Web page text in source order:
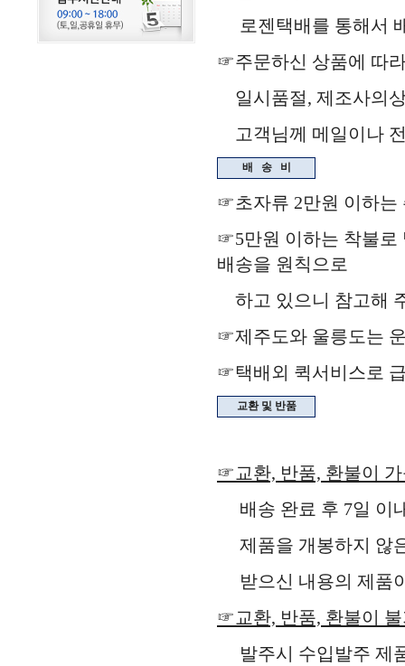
로젠택배를 통해서
☞주문하신 상품에 따
일시품절, 제조사의
고객님께 메일이나
배 송 비
☞초자류 2만원 이하는
☞5만원 이하는 착불로
배송을 원칙으로
하고 있으니 참고해
☞제주도와 울릉도는
☞택배외 퀵서비스로
교환 및 반품
☞교환, 반품, 환불이
배송 완료 후 7일 이
제품을 개봉하지 않
받으신 내용의 제품
☞교환, 반품, 환불이
발주시 수입발주 제